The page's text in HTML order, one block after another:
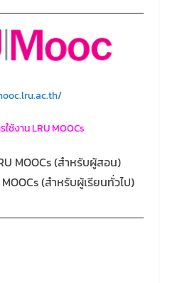
ช้งาน LRU MOOCs
MOOCs (สำหรับผู้สอน)
(สำหรับผู้เรียนทั่วไป)